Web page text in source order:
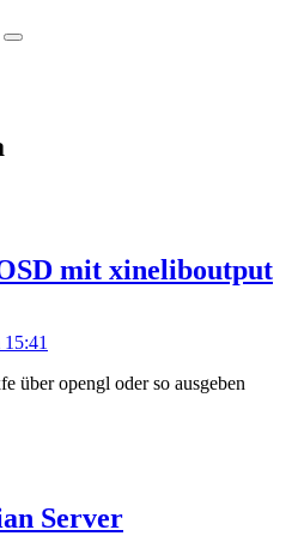
mit xineliboutput
über opengl oder so ausgeben
Server